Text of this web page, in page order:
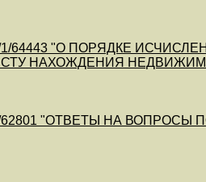
1/64443 "О ПОРЯДКЕ
НАХОЖДЕНИЯ
62801 "ОТВЕТЫ НА